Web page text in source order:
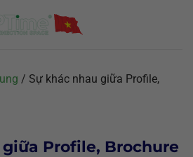
/ Sự khác nhau giữa Profile,
Profile, Brochure